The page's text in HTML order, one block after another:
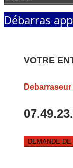
Débarras
VOTRE
Debarraseur
DEMANDE